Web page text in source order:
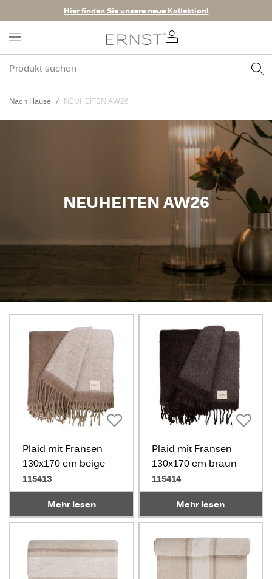
Hier finden Sie unsere neue Kollektion!
Nach Hause NEUHEITEN AW26
NEUHEITEN AW26
Plaid mit Fransen
130x170 cm beige
115413
Mehr lesen
Plaid mit Fransen
130x170 cm braun
115414
Mehr lesen